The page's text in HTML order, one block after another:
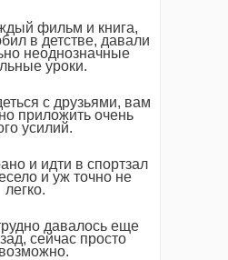
фильм и книга,
в детстве, давали
неоднозначные
уроки.
с друзьями, вам
приложить очень
усилий.
и идти в спортзал
и уж точно не
легко.
давалось еще
сейчас просто